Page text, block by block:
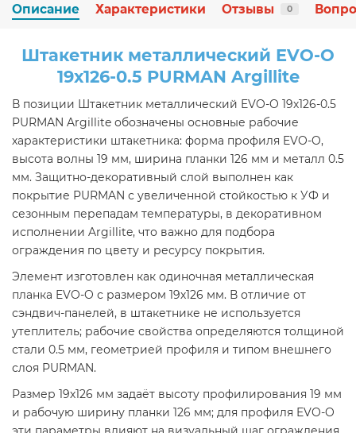
Описание Характеристики Отзывы 0
Штакетник металлический EVO-O
19х126-0.5 PURMAN Argillite
В позиции Штакетник металлический EVO-O 19х126-0.5
PURMAN Argillite обозначены основные рабочие
характеристики штакетника: форма профиля EVO-O,
высота волны 19 мм, ширина планки 126 мм и металл 0.5
мм. Защитно-декоративный слой выполнен как
покрытие PURMAN с увеличенной стойкостью к УФ и
сезонным перепадам температуры, в декоративном
исполнении Argillite, что важно для подбора
ограждения по цвету и ресурсу покрытия.
Элемент изготовлен как одиночная металлическая
планка EVO-O с размером 19х126 мм. В отличие от
сэндвич-панелей, в штакетнике не используется
утеплитель; рабочие свойства определяются толщиной
стали 0.5 мм, геометрией профиля и типом внешнего
слоя PURMAN.
Размер 19х126 мм задаёт высоту профилирования 19 мм
и рабочую ширину планки 126 мм; для профиля EVO-O